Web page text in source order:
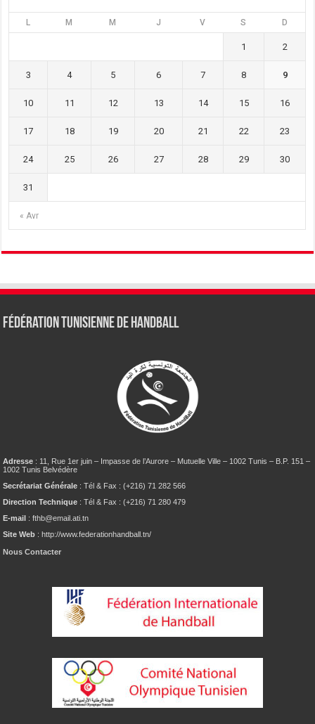
L M M J V S D
« Avr
1 2
3 4 5 6 7 8 9
10 11 12 13 14 15 16
17 18 19 20 21 22 23
24 25 26 27 28 29 30
31
Fédération tunisienne de Handball
Adresse : 11, Rue 1er juin – Impasse de l’Aurore – Mutuelle Ville – 1002 Tunis – B.P. 151 –
1002 Tunis Belvédère
Secrétariat Générale : Tél & Fax : (+216) 71 282 566
Direction Technique : Tél & Fax : (+216) 71 280 479
E-mail : fthb@email.ati.tn
Site Web : http://www.federationhandball.tn/
Nous Contacter